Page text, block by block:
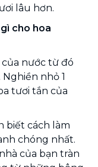
lâu hơn.
cho hoa
nước từ đó
nhỏ 1
tươi tắn của
biết cách làm
chóng nhất.
của bạn tràn